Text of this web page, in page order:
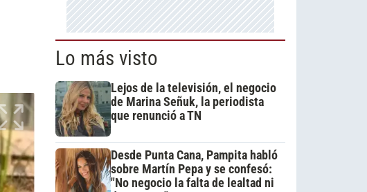
Lo más visto
Lejos de la televisión, el negocio
de Marina Señuk, la periodista
que renunció a TN
Desde Punta Cana, Pampita habló
sobre Martín Pepa y se confesó:
"No negocio la falta de lealtad ni